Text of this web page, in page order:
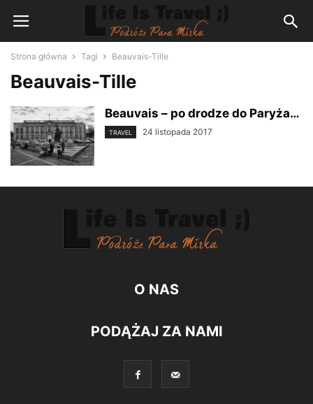
Strona główna Tagi Beauvais-Tille
Beauvais-Tille
Beauvais – po drodze do Paryża…
TRAVEL 24 listopada 2017
O NAS
PODĄŻAJ ZA NAMI